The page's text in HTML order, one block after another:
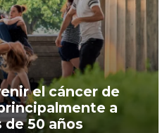
el cáncer de
a
de 50 años